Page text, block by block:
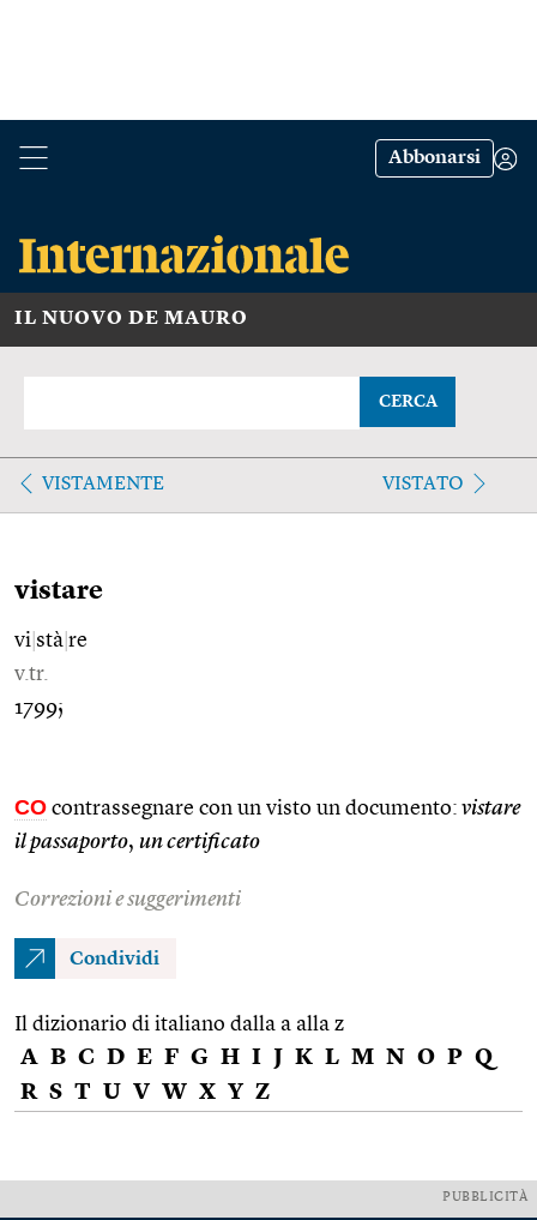
Abbonarsi
IL NUOVO DE MAURO
CERCA
VISTAMENTE VISTATO
vistare
vi stà re
v.tr.
1799;
CO contrassegnare con un visto un documento: vistare
il passaporto, un certificato
Correzioni e suggerimenti
Condividi
Il dizionario di italiano dalla a alla z
A B C D E F G H I J K L M N O P Q
R S T U V W X Y Z
PUBBLICITÀ